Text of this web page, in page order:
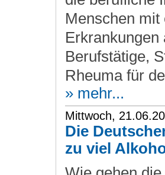
Menschen
Erkrankungen
Berufstätige,
Rheuma für
» mehr...
Mittwoch,
Die
zu viel